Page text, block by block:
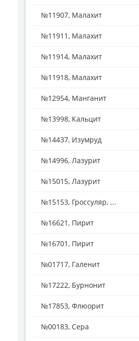
№11907, Малахит
№11911, Малахит
№11914, Малахит
№11918, Малахит
№12954, Манганит
№13998, Кальцит
№14437, Изумруд
№14996, Лазурит
№15015, Лазурит
№15153, Гроссуляр, ...
№16621, Пирит
№16701, Пирит
№01717, Галенит
№17222, Бурнонит
№17853, Флюорит
№00183, Сера